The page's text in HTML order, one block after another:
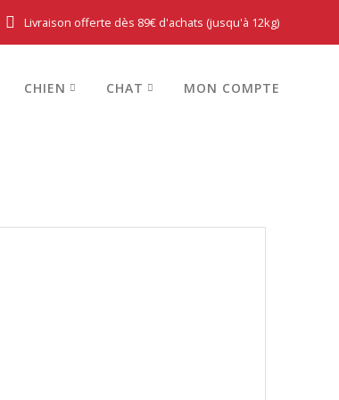
Livraison offerte dès 89€ d'achats (jusqu'à 12kg)
CHIEN CHAT MON COMPTE